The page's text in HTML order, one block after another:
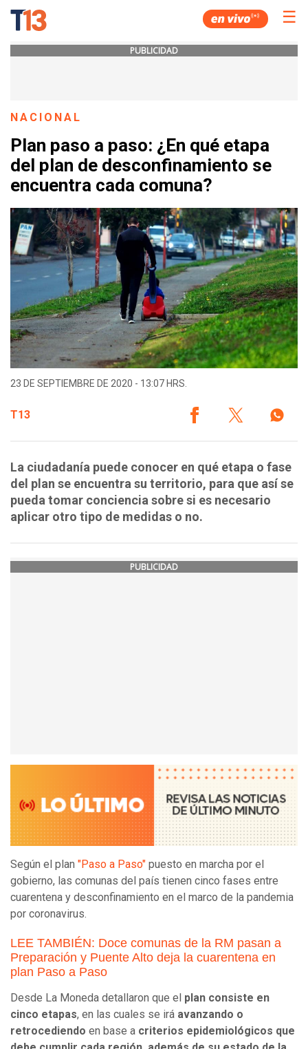
☰
PUBLICIDAD
NACIONAL
Plan paso a paso: ¿En qué etapa
del plan de desconfinamiento se
encuentra cada comuna?
23 DE SEPTIEMBRE DE 2020 - 13:07 HRS.
T13
La ciudadanía puede conocer en qué etapa o fase
del plan se encuentra su territorio, para que así se
pueda tomar conciencia sobre si es necesario
aplicar otro tipo de medidas o no.
PUBLICIDAD
Según el plan "Paso a Paso" puesto en marcha por el
gobierno, las comunas del país tienen cinco fases entre
cuarentena y desconfinamiento en el marco de la pandemia
por coronavirus.
LEE TAMBIÉN: Doce comunas de la RM pasan a
Preparación y Puente Alto deja la cuarentena en
plan Paso a Paso
Desde La Moneda detallaron que el plan consiste en
cinco etapas, en las cuales se irá avanzando o
retrocediendo en base a criterios epidemiológicos que